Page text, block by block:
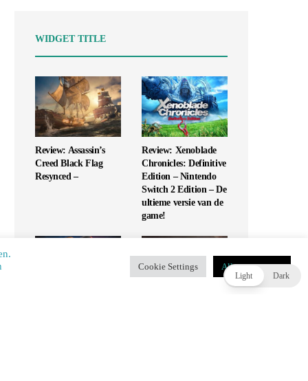
WIDGET TITLE
Review: Assassin’s
Creed Black Flag
Resynced –
Review: Xenoblade
Chronicles: Definitive
Edition – Nintendo
Switch 2 Edition – De
ultieme versie van de
game!
Cookie Settings Alles accepteren
Light Dark